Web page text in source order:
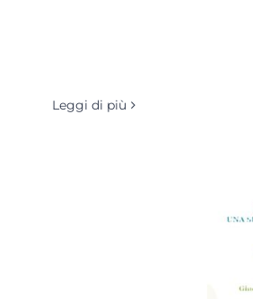
Leggi di più